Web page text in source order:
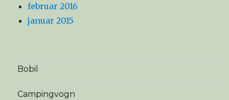
februar 2016
januar 2015
Bobil
Campingvogn